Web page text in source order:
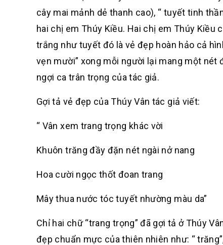
cây mai mảnh dẻ thanh cao), “ tuyết tinh
hai chị em Thúy Kiều. Hai chị em Thúy Kiều
trắng như tuyết đó là vẻ đẹp hoàn hảo cả
vẹn mười” xong mỗi người lại mang một nét
ngợi ca trân trọng của tác giả.
Gợi tả vẻ đẹp của Thúy Vân tác giả viết:
“ Vân xem trang trọng khác vời
Khuôn trăng đầy đặn nét ngài nở nang
Hoa cười ngọc thốt đoan trang
Mây thua nước tóc tuyết nhường màu da”
Chỉ hai chữ “trang trọng” đã gợi tả ở Thúy
đẹp chuẩn mực của thiên nhiên như: “